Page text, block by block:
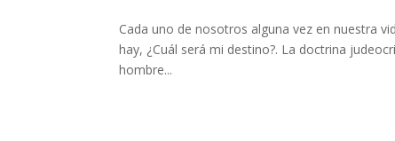
Cada uno de nosotros alguna vez en nuestra
hay, ¿Cuál será mi destino?. La doctrina
hombre...